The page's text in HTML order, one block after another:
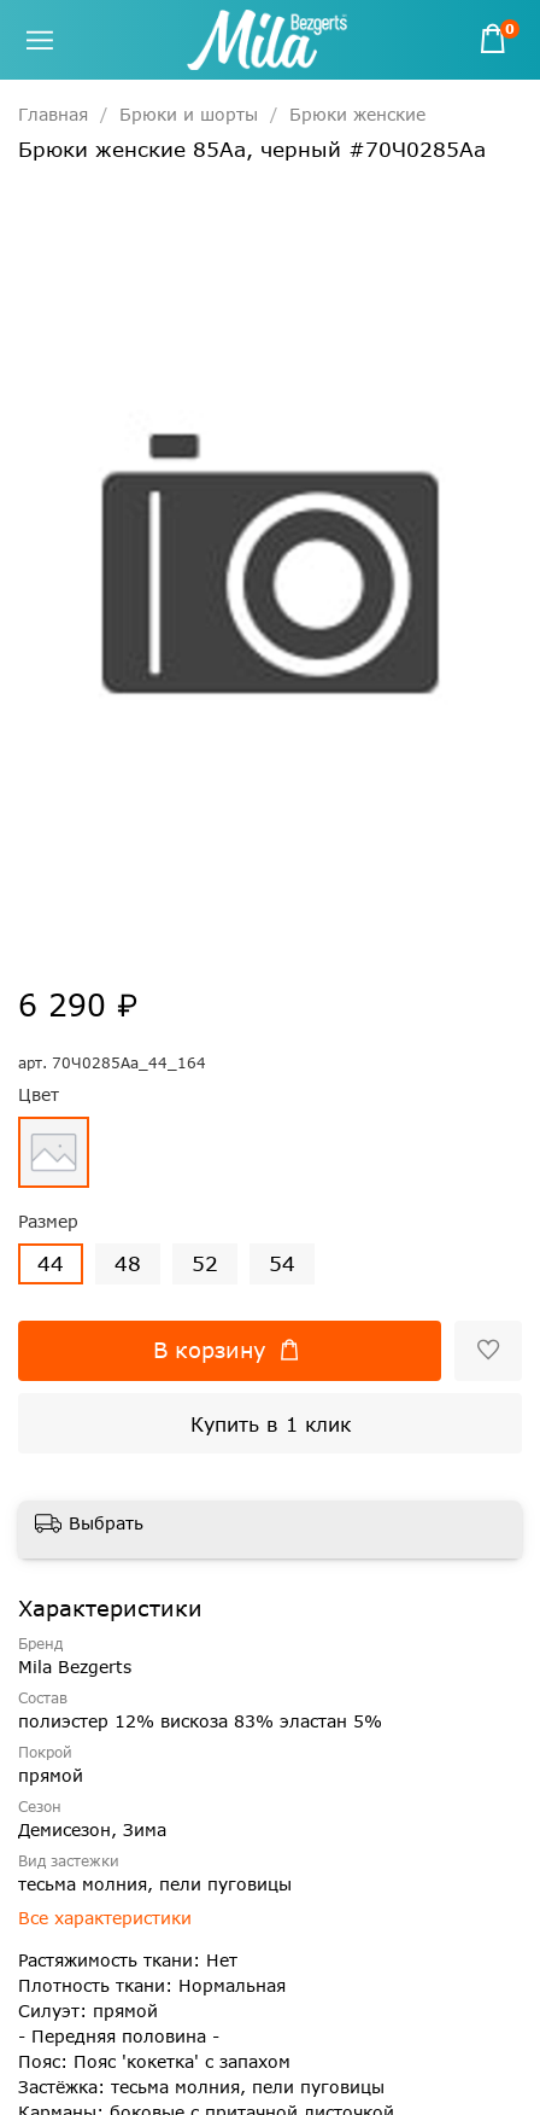
0
Главная Брюки и шорты Брюки женские
Брюки женские 85Аа, черный #70Ч0285Аа
арт. 70Ч0285Аа_44_164
Цвет
Размер
44 48 52 54
6 290 ₽
В корзину
Купить в 1 клик
Выбрать
Характеристики
Бренд
Mila Bezgerts
Состав
полиэстер 12% вискоза 83% эластан 5%
Покрой
прямой
Сезон
Демисезон, Зима
Вид застежки
тесьма молния, пели пуговицы
Все характеристики
Растяжимость ткани: Нет
Плотность ткани: Нормальная
Силуэт: прямой
- Передняя половина -
Пояс: Пояс 'кокетка' с запахом
Застёжка: тесьма молния, пели пуговицы